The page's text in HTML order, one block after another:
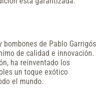
de Pablo Garrigós
de calidad e innovación.
ha reinventado los
un toque exótico
el mundo.